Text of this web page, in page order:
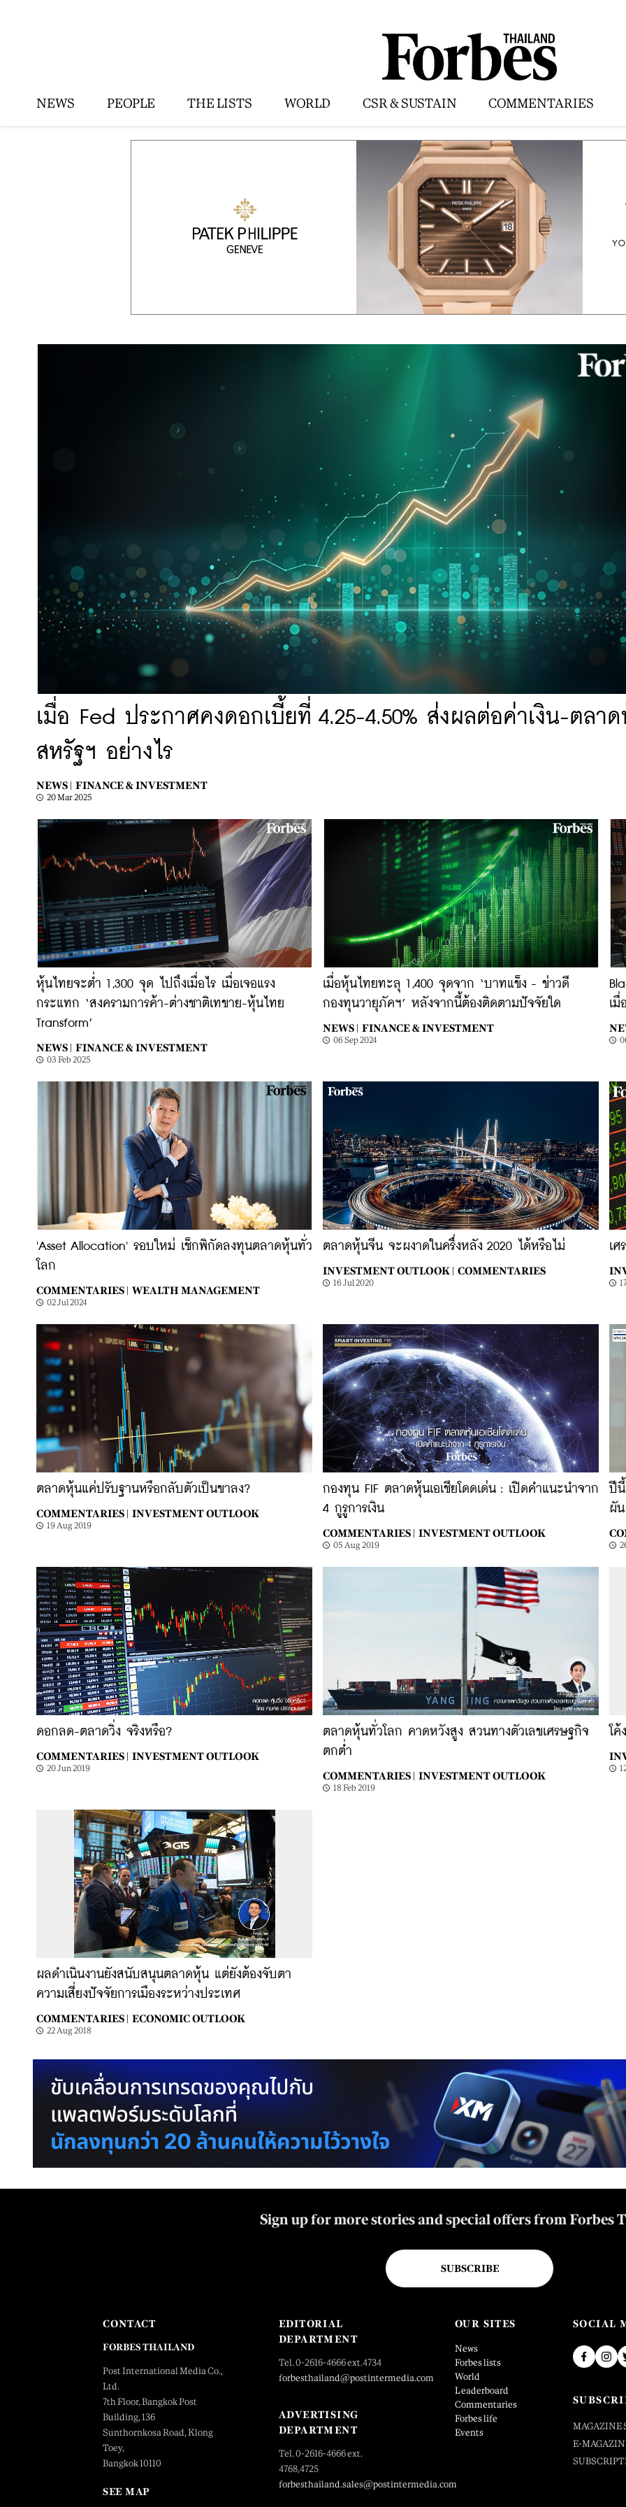
NEWS PEOPLE THE LISTS WORLD CSR & SUSTAIN COMMENTARIES
เมื่อ Fed ประกาศคงดอกเบี้ยที่ 4.25-4.50% ส่งผลต่อค่าเงิน-ตลา
สหรัฐฯ อย่างไร
NEWS | FINANCE & INVESTMENT
20 Mar 2025
หุ้นไทยจะต่ำ 1,300 จุด ไปถึงเมื่อไร เมื่อเจอแรง
กระแทก ‘สงครามการค้า-ต่างชาติเทขาย-หุ้นไทย
Transform’
NEWS | FINANCE & INVESTMENT
03 Feb 2025
เมื่อหุ้นไทยทะลุ 1,400 จุดจาก ‘บาทแข็ง - ข่าวดี
กองทุนวายุภัคฯ’ หลังจากนี้ต้องติดตามปัจจัยใด
NEWS | FINANCE & INVESTMENT
06 Sep 2024
เ
'Asset Allocation' รอบใหม่ เช็กพิกัดลงทุนตลาดหุ้นทั่ว
โลก
COMMENTARIES | WEALTH MANAGEMENT
02 Jul 2024
ตลาดหุ้นจีน จะผงาดในครึ่งหลัง 2020 ได้หรือไม่
INVESTMENT OUTLOOK | COMMENTARIES
16 Jul 2020
เศ
ตลาดหุ้นแค่ปรับฐานหรือกลับตัวเป็นขาลง?
COMMENTARIES | INVESTMENT OUTLOOK
19 Aug 2019
กองทุน FIF ตลาดหุ้นเอเชียโดดเด่น : เปิดคำแนะนำจาก
4 กูรูการเงิน
COMMENTARIES | INVESTMENT OUTLOOK
05 Aug 2019
ปีนี้
ผั
ดอกลด-ตลาดวิ่ง จริงหรือ?
COMMENTARIES | INVESTMENT OUTLOOK
20 Jun 2019
ตลาดหุ้นทั่วโลก คาดหวังสูง สวนทางตัวเลขเศรษฐกิจ
ตกต่ำ
COMMENTARIES | INVESTMENT OUTLOOK
18 Feb 2019
โ
ผลดำเนินงานยังสนับสนุนตลาดหุ้น แต่ยังต้องจับตา
ความเสี่ยงปัจจัยการเมืองระหว่างประเทศ
COMMENTARIES | ECONOMIC OUTLOOK
22 Aug 2018
Sign up for more stories and special offers from Forbes
SUBSCRIBE
CONTACT
FORBES THAILAND
Post International Media Co.,
Ltd.
7th Floor, Bangkok Post
Building, 136
Sunthornkosa Road, Klong
Toey,
Bangkok 10110
SEE MAP
EDITORIAL
DEPARTMENT
Tel. 0-2616-4666 ext.4734
forbesthailand@postintermedia.com
ADVERTISING
DEPARTMENT
Tel. 0-2616-4666 ext.
4768,4725
forbesthailand.sales@postintermedia.com
OUR SITES
News
Forbes lists
World
Leaderboard
Commentaries
Forbes life
Events
SOCIAL
MAGAZINE
E-